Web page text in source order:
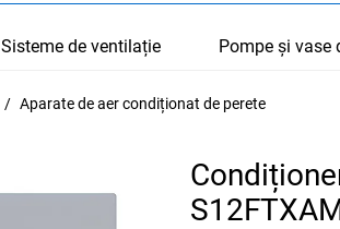
Sisteme de ventilație Pompe și vase
Aparate de aer condiționat de perete